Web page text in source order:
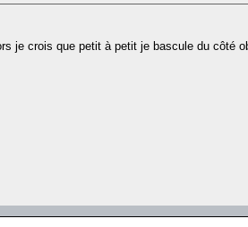
je crois que petit à petit je bascule du côté